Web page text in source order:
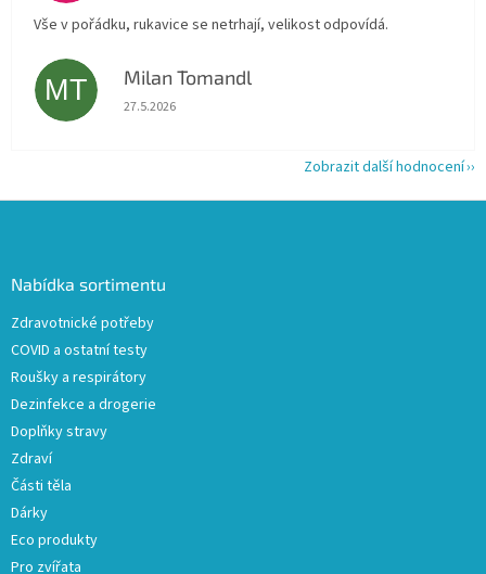
Vše v pořádku, rukavice se netrhají, velikost odpovídá.
MT Milan Tomandl
Hodnocení obchodu je 5 z 5 hvězdiček.
27.5.2026
Zobrazit další hodnocení
Nabídka sortimentu
Zdravotnické potřeby
COVID a ostatní testy
Roušky a respirátory
Dezinfekce a drogerie
Doplňky stravy
Zdraví
Části těla
Dárky
Eco produkty
Pro zvířata